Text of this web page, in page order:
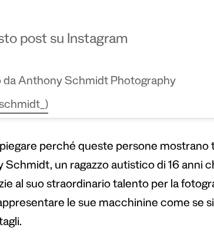
post su Instagram
da Anthony Schmidt Photography
perché queste persone mostrano
Schmidt, un ragazzo autistico di 16 anni
al suo straordinario talento per la
le sue macchinine come se